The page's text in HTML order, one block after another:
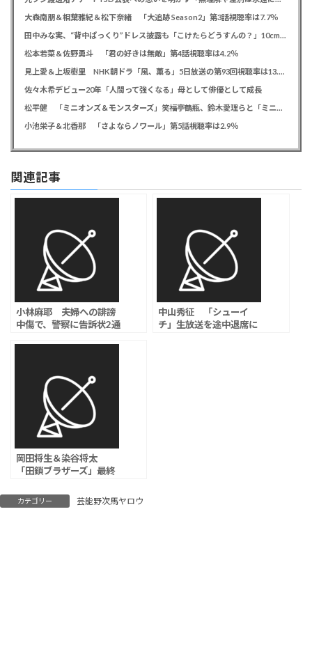
大森南朋＆相葉雅紀＆松下奈緒 「大追跡 Season2」第3話視聴率は7.7％
田中みな実、“背中ぱっくり”ドレス披露も「こけたらどうすんの？」10cm超ヒールに心配の声寄せられる
松本若菜＆佐野勇斗 「君の好きは無敵」第4話視聴率は4.2％
見上愛＆上坂樹里 NHK朝ドラ「風、薫る」5日放送の第93回視聴率は13.5％
佐々木希デビュー20年「人間って強くなる」母として俳優として成長
松平健 「ミニオンズ＆モンスターズ」笑福亭鶴瓶、鈴木愛理らと「ミニおんど」披露も「サンバの方が楽」と本音
小池栄子＆北香那 「さよならノワール」第5話視聴率は2.9％
関連記事
小林麻耶 夫婦への誹謗
中傷で、警察に告訴状2通
中山秀征 「シューイ
チ」生放送を途中退席に
岡田将生＆染谷将太
「田鎖ブラザーズ」最終
判明、まさかのラストに
「誰も救われない」視聴
カテゴリー 芸能野次馬ヤロウ